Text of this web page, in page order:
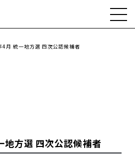
月 統一地方選 四次公認候補者
方選 四次公認候補者